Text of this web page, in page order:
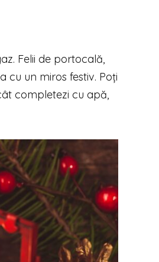
Felii de portocală,
cu un miros festiv. Poți
completezi cu apă,